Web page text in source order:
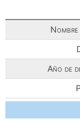
Año de